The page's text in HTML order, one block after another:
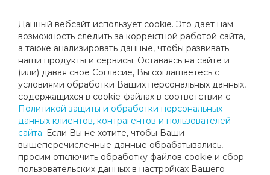
Данный вебсайт использует cookie. Это дает нам
возможность следить за корректной работой сайта,
а также анализировать данные, чтобы развивать
наши продукты и сервисы. Оставаясь на сайте и
(или) давая свое Согласие, Вы соглашаетесь с
условиями обработки Ваших персональных данных,
содержащихся в cookie-файлах в соответствии с
Политикой защиты и обработки персональных
данных клиентов, контрагентов и пользователей
сайта. Если Вы не хотите, чтобы Ваши
вышеперечисленные данные обрабатывались,
просим отключить обработку файлов cookie и сбор
пользовательских данных в настройках Вашего
РЕЗУЛЬТАТЫ ОКТЯБРЬСКИХ
КЛУБНЫХ ТУРНИРОВ
13 и 20 октября на кортах Мегаспорт-теннис состоялись
очередные соревнования, в которых приняли участие
воспитанники нашего клуба.
Призерами двух турниров 13 октября стали: